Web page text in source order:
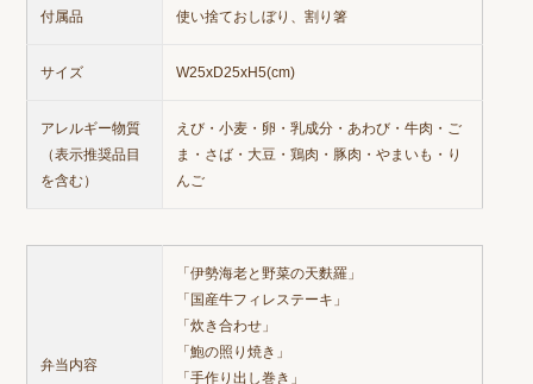
付属品 使い捨ておしぼり、割り箸
サイズ W25xD25xH5(cm)
アレルギー物質
（表示推奨品目
を含む）
えび・小麦・卵・乳成分・あわび・牛肉・ご
ま・さば・大豆・鶏肉・豚肉・やまいも・り
んご
弁当内容
「伊勢海老と野菜の天麩羅」
「国産牛フィレステーキ」
「炊き合わせ」
「鮑の照り焼き」
「手作り出し巻き」